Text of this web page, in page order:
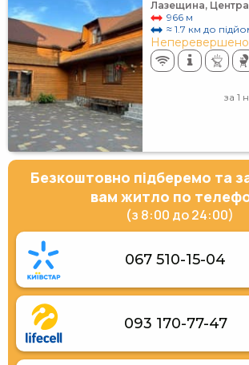
Лазещина,
966 м
≈ 1.7 км до
за 1
Безкоштовно підберемо та
вам житло по
(з 8:00 до 24:00)
067 510-15-04
093 170-77-47